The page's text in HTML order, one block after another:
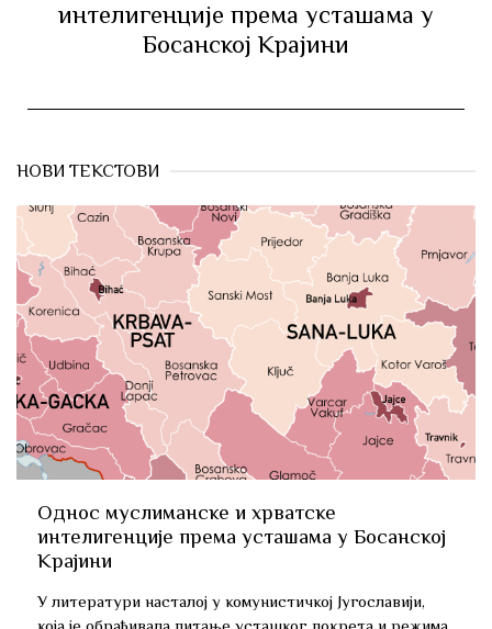
интелигенције према усташама у
Босанској Крајини
НОВИ ТЕКСТОВИ
и хрватске
према усташама у Босанској
у комунистичкој Југославији,
питање усташког покрета и режима
SERBS IN
The role of
Genocide